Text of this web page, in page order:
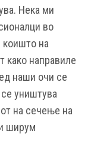
Нека ми
во
коишто на
како направиле
наши очи се
уништува
на сечење на
ширум